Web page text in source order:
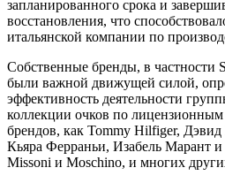
запланированного срока и
восстановления, что
итальянской компании по
Собственные бренды, в частности
были важной движущей силой,
эффективность деятельности
коллекции очков по
брендов, как Tommy Hilfiger,
Кьяра Ферраньи, Изабель Марант
Missoni и Moschino, и многих